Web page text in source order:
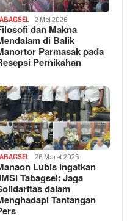
2 Mei 2026
dan Makna
di Balik
Parmasak pada
Pernikahan
26 Maret 2026
Lubis Ingatkan
Tabagsel: Jaga
dalam
Tantangan